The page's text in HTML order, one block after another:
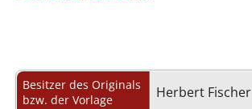
Besitzer des Originals
bzw. der Vorlage
Herbert Fischer